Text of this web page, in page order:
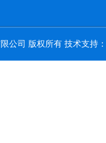
公司 版权所有 技术支持：